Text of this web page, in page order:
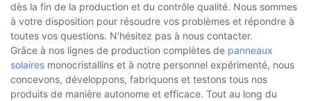
dès la fin de la production et du contrôle qualité. Nous sommes
à votre disposition pour résoudre vos problèmes et répondre à
toutes vos questions. N'hésitez pas à nous contacter.
Grâce à nos lignes de production complètes de panneaux
solaires monocristallins et à notre personnel expérimenté, nous
concevons, développons, fabriquons et testons tous nos
produits de manière autonome et efficace. Tout au long du